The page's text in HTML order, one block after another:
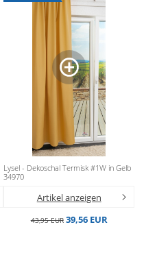
Lysel - Dekoschal Termisk #1W in Gelb
34970
Artikel anzeigen
43,95 EUR 39,56 EUR